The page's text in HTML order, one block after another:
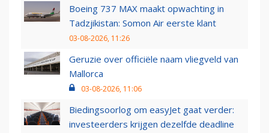
Boeing 737 MAX maakt opwachting in
Tadzjikistan: Somon Air eerste klant
03-08-2026, 11:26
Geruzie over officiële naam vliegveld van
Mallorca
03-08-2026, 11:06
Biedingsoorlog om easyJet gaat verder:
investeerders krijgen dezelfde deadline